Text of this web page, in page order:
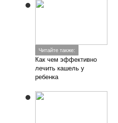
Читайте также:
Как чем эффективно
лечить кашель у
ребенка